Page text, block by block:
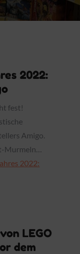
2022:
fest!
Amigo.
Murmeln…
2022:
LEGO
dem